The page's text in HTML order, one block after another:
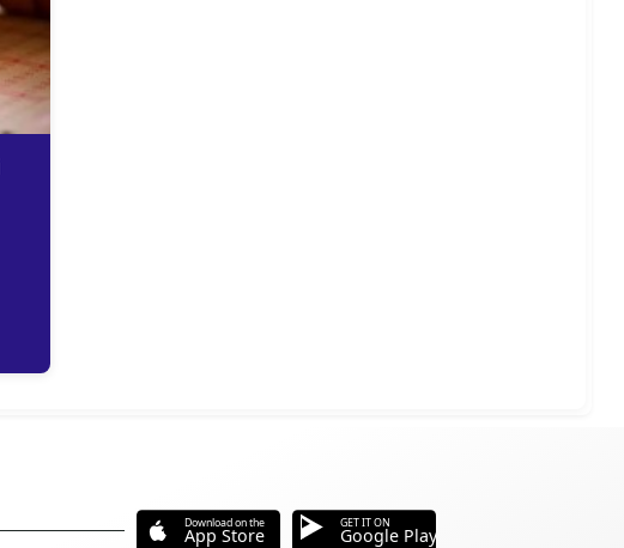
Download on the
App Store
GET IT ON
Google Play